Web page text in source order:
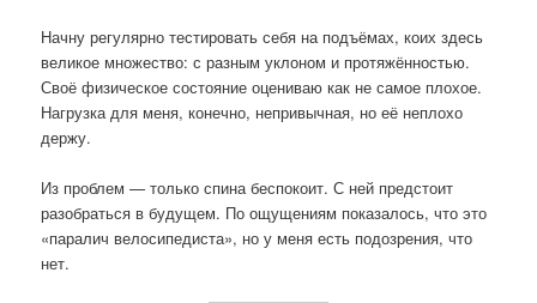
Начну регулярно тестировать себя на подъёмах, коих здесь
великое множество: с разным уклоном и протяжённостью.
Своё физическое состояние оцениваю как не самое плохое.
Нагрузка для меня, конечно, непривычная, но её неплохо
держу.
Из проблем — только спина беспокоит. С ней предстоит
разобраться в будущем. По ощущениям показалось, что это
«паралич велосипедиста», но у меня есть подозрения, что
нет.